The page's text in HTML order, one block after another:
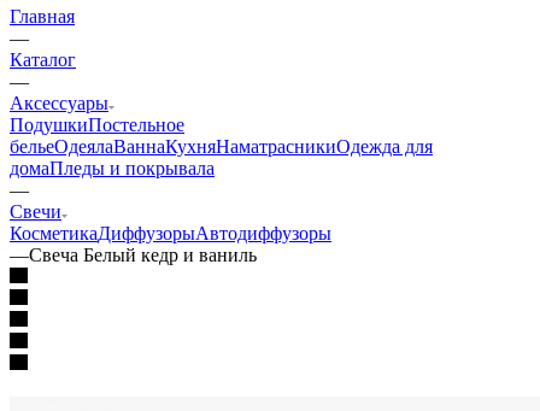
Главная
—
Каталог
—
Аксессуары
ПодушкиПостельное
бельеОдеялаВаннаКухняНаматрасникиОдежда для
домаПледы и покрывала
—
Свечи
КосметикаДиффузорыАвтодиффузоры
—Свеча Белый кедр и ваниль